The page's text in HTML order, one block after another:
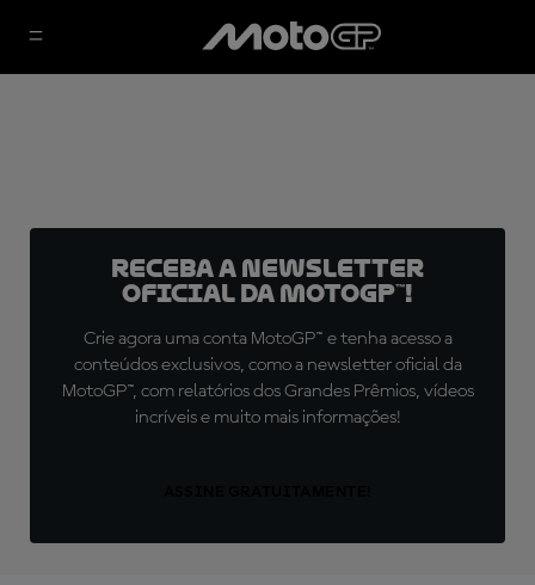
Receba a newsletter
oficial da MotoGP™!
Crie agora uma conta MotoGP™ e tenha acesso a
conteúdos exclusivos, como a newsletter oficial da
MotoGP™, com relatórios dos Grandes Prêmios, vídeos
incríveis e muito mais informações!